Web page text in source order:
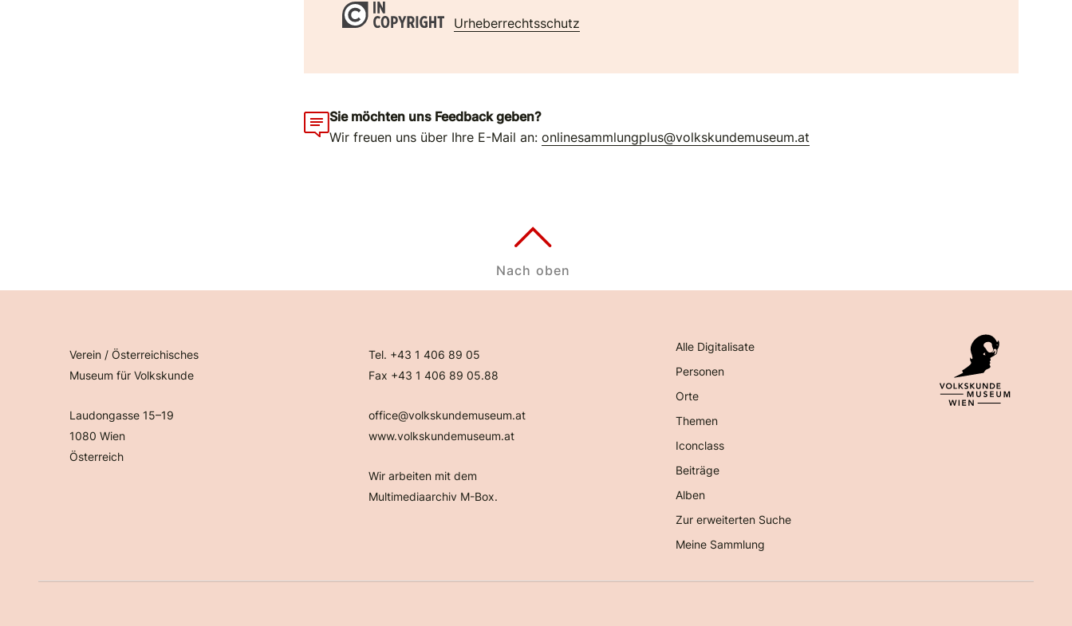
Urheberrechtsschutz
Sie möchten uns Feedback geben?
Wir freuen uns über Ihre E-Mail an:onlinesammlungplus@volkskundemuseum.at
Verein / Österreichisches
Museum für Volkskunde
Laudongasse 15–19
1080 Wien
Österreich
Tel. +43 1 406 89 05
Fax +43 1 406 89 05.88
office@volkskundemuseum.at
www.volkskundemuseum.at
Wir arbeiten mit dem
Multimediaarchiv M-Box.
Alle Digitalisate
Personen
Orte
Themen
Iconclass
Beiträge
Alben
Zur erweiterten Suche
Meine Sammlung
Nach oben